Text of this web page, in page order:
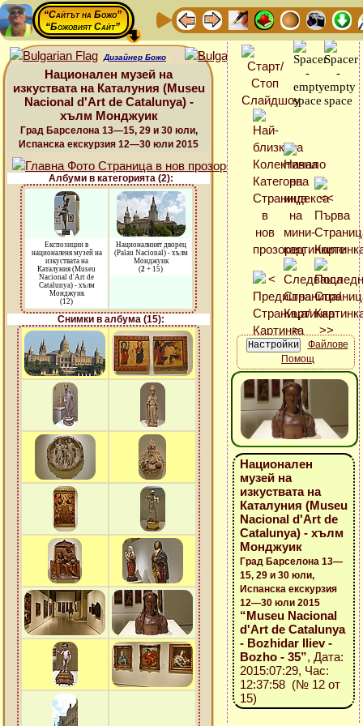
“Сайтът на Божо”
“Божовият Сайт”
Дизайнер Божо
Национален музей на
изкуствата на Каталуния (Museu
Nacional d'Art de Catalunya) -
хълм Монджуик
Град Барселона 13—15, 29 и 30 юли,
Испанска екскурзия 12—30 юли 2015
Албуми в категорията (2):
Експозиции в
националеня музей на
изкуствата на
Каталуния (Museu
Nacional d'Art de
Catalunya) - хълм
Монджуик
(12)
Националният дворец
(Palau Nacional) - хълм
Монджуик
(2 + 15)
Снимки в албума (15):
Файлове
Помощ
Национален
музей на
изкуствата на
Каталуния (Museu
Nacional d'Art de
Catalunya) - хълм
Монджуик
Град Барселона 13—
15, 29 и 30 юли,
Испанска екскурзия
12—30 юли 2015
“Museu Nacional
d'Art de Catalunya
- Bozhidar Iliev -
Bozho - 35”, Дата:
2015:07:29, Час:
12:37:58 (№ 12 от
15)